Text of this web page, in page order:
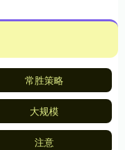
常胜策略
大规模
注意